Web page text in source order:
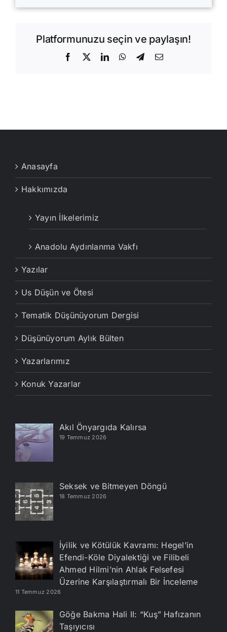
Platformunuzu seçin ve paylaşın!
Facebook
X LinkedInWhatsApp
Telegram
E-
Anasayfa
Hakkımızda
Yayın İlkelerimiz
Anadolu Aydınlanma Vakfı
Yazılar
Us Düşün ve Ötesi
Tematik Düşünüyorum Dergisi
Düşünüyorum Aylık Bülten
Yazarlarımız
Konuk Yazarlar
Akıl Önyargıda Kalırsa
19 Temmuz 2026
Seksek ve Bitmeyen Döngü
18 Temmuz 2026
İyilik ve Kötülük Kavramı: Hegel’in
Efendi-Köle Diyalektiği ve Filibeli
Ahmed Hilmi’nin Ahlak Felsefesi
Üzerine Karşılaştırmalı Bir İnceleme
11 Temmuz 2026
Göğe Bakma Hali II: “Kuş” Hafızanın
Taşıyıcısı